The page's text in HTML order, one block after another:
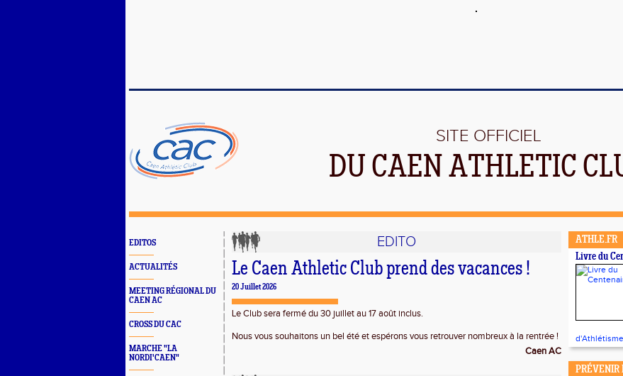
SITE OFFICIEL
DU CAEN ATHLETIC
EDITOS
ACTUALITÉS
MEETING RÉGIONAL DU
CAEN AC
CROSS DU CAC
MARCHE "LA
NORDI'CAEN"
EDITO
Le Caen Athletic Club prend des vacances !
20 Juillet 2026
Le Club sera fermé du 30 juillet au 17 août inclus.
Nous vous souhaitons un bel été et espérons vous retrouver nombreux à la rentrée !
Caen AC
ATHLE.FR
Livre du
PRÉVENIR